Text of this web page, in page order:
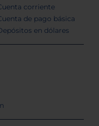
corriente
de pago básica
en dólares